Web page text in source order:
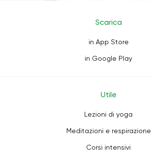
Scarica
in App Store
in Google Play
Utile
Lezioni di yoga
Meditazioni e respirazione
Corsi intensivi